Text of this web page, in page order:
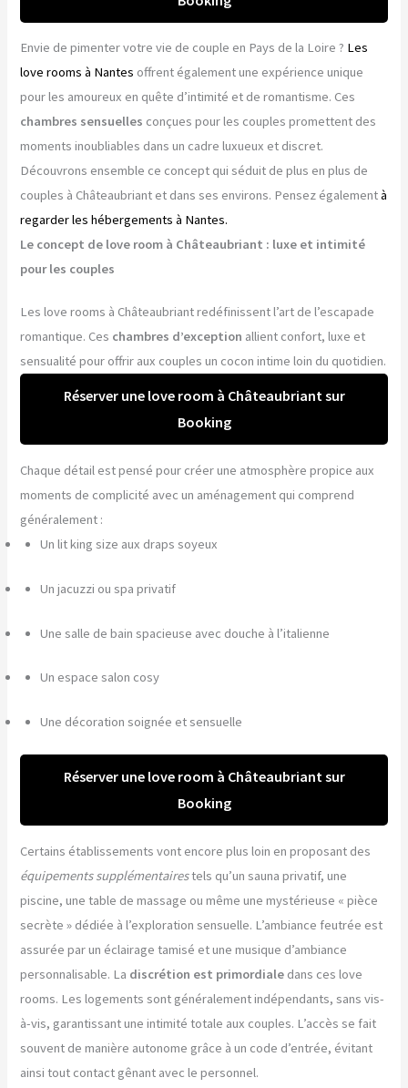
Envie de pimenter votre vie de couple en Pays de la Loire ? Les
love rooms à Nantes offrent également une expérience unique
pour les amoureux en quête d’intimité et de romantisme. Ces
chambres sensuelles conçues pour les couples promettent des
moments inoubliables dans un cadre luxueux et discret.
Découvrons ensemble ce concept qui séduit de plus en plus de
couples à Châteaubriant et dans ses environs. Pensez égalementà
regarder les hébergements à Nantes.
Le concept de love room à Châteaubriant : luxe et intimité
pour les couples
Les love rooms à Châteaubriant redéfinissent l’art de l’escapade
romantique. Ces chambres d’exception allient confort, luxe et
sensualité pour offrir aux couples un cocon intime loin du quotidien.
Réserver une love room à Châteaubriant sur
Booking
Chaque détail est pensé pour créer une atmosphère propice aux
moments de complicité avec un aménagement qui comprend
généralement :
Un lit king size aux draps soyeux
Un jacuzzi ou spa privatif
Une salle de bain spacieuse avec douche à l’italienne
Un espace salon cosy
Une décoration soignée et sensuelle
Réserver une love room à Châteaubriant sur
Booking
Certains établissements vont encore plus loin en proposant des
équipements supplémentairestels qu’un sauna privatif, une
piscine, une table de massage ou même une mystérieuse « pièce
secrète » dédiée à l’exploration sensuelle. L’ambiance feutrée est
assurée par un éclairage tamisé et une musique d’ambiance
personnalisable. La discrétion est primordiale dans ces love
rooms. Les logements sont généralement indépendants, sans vis-
à-vis, garantissant une intimité totale aux couples. L’accès se fait
souvent de manière autonome grâce à un code d’entrée, évitant
ainsi tout contact gênant avec le personnel.